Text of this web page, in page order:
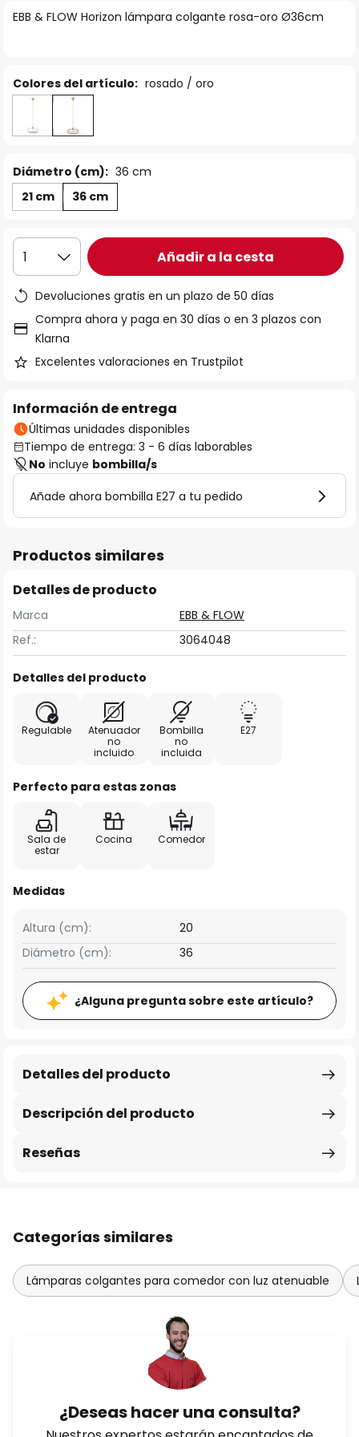
laEBB & FLOW Horizon lámpara colgante rosa-oro Ø36cm
Colores del artículo: rosado / oro
Diámetro (cm): 36 cm
21 cm
36 cm
1 Añadir a la cesta
Devoluciones gratis en un plazo de 50 días
Compra ahora y paga en 30 días o en 3 plazos con
Klarna
Excelentes valoraciones en Trustpilot
Información de entrega
Últimas unidades disponibles
Tiempo de entrega: 3 - 6 días laborables
No incluye bombilla/s
Añade ahora bombilla E27 a tu pedido
Productos similares
Detalles de producto
Marca
EBB & FLOW
Ref.:
3064048
Detalles del producto
Regulable
Atenuador
no
incluido
Bombilla
no
incluida
E27
Perfecto para estas zonas
Sala de
estar
Cocina Comedor
Medidas
Altura (cm):
20
Diámetro (cm):
36
¿Alguna pregunta sobre este artículo?
Descripción del producto
Detalles del producto
Reseñas
Categorías similares
Lámparas colgantes para comedor con luz atenuable
¿Deseas hacer una consulta?